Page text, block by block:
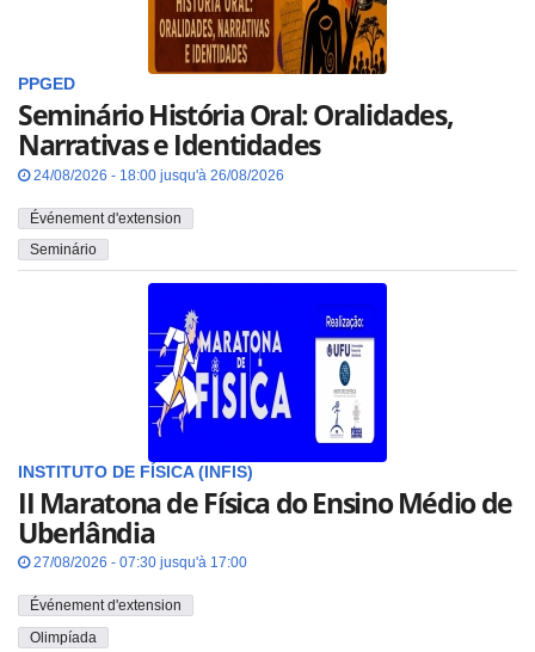
PPGED
Seminário História Oral: Oralidades,
Narrativas e Identidades
24/08/2026 - 18:00 jusqu'à 26/08/2026
Événement d'extension
Seminário
INSTITUTO DE FÍSICA (INFIS)
II Maratona de Física do Ensino Médio de
Uberlândia
27/08/2026 - 07:30 jusqu'à 17:00
Événement d'extension
Olimpíada